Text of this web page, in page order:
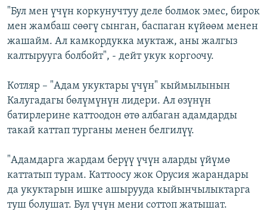
"Бул мен үчүн коркунучтуу деле болмок эмес, бирок
мен жамбаш сөөгү сынган, баспаган күйөөм менен
жашайм. Ал камкордукка муктаж, аны жалгыз
калтырууга болбойт", - дейт укук коргоочу.
Котляр – "Адам укуктары үчүн" кыймылынын
Калугадагы бөлүмүнүн лидери. Ал өзүнүн
батирлерине каттоодон өтө албаган адамдарды
такай каттап турганы менен белгилүү.
"Адамдарга жардам берүү үчүн аларды үйүмө
каттатып турам. Каттоосу жок Орусия жарандары
да укуктарын ишке ашырууда кыйынчылыктарга
туш болушат. Бул үчүн мени соттоп жатышат.